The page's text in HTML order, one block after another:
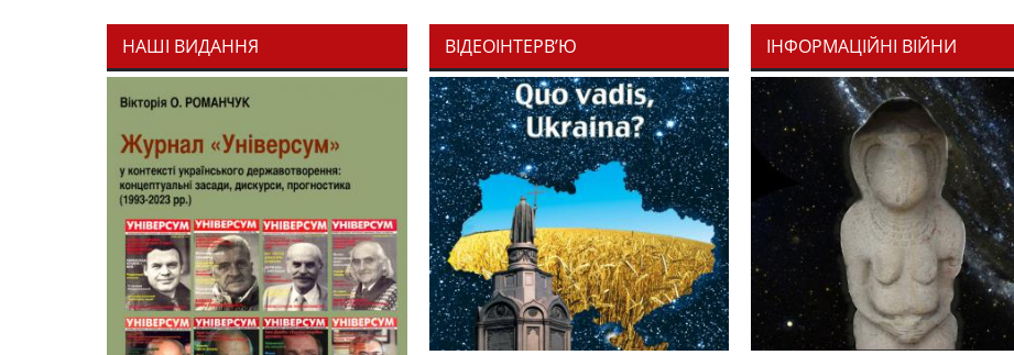
СЛОВО РЕДАКЦІЙНЕ Олег К. Романчук Журавель і синиця як
уособлення української політстратегії й тактики
НАШІ ВИДАННЯ ВІДЕОІНТЕРВ’Ю ІНФОРМАЦІЙНІ ВІЙНИ